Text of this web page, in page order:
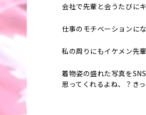
会社で先輩と会うたびに
仕事のモチベーションに
私の周りにもイケメン先
着物姿の盛れた写真を
思ってくれるよね、？きっ